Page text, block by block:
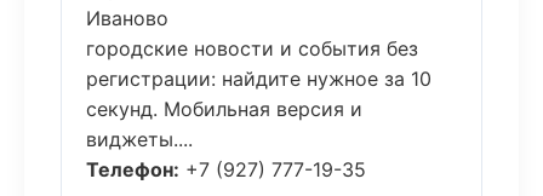
Иваново
городские новости и события без
регистрации: найдите нужное за 10
секунд. Мобильная версия и
виджеты....
Телефон: +7 (927) 777-19-35